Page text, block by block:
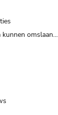
kunnen omslaan…